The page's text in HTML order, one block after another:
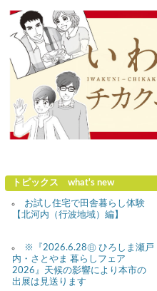
トピックス what's new
お試し住宅で田舎暮らし体験
【北河内（行波地域）編】
※『2026.6.28㊐ ひろしま瀬戸
内・さとやま 暮らしフェア
2026』天候の影響により本市の
出展は見送ります